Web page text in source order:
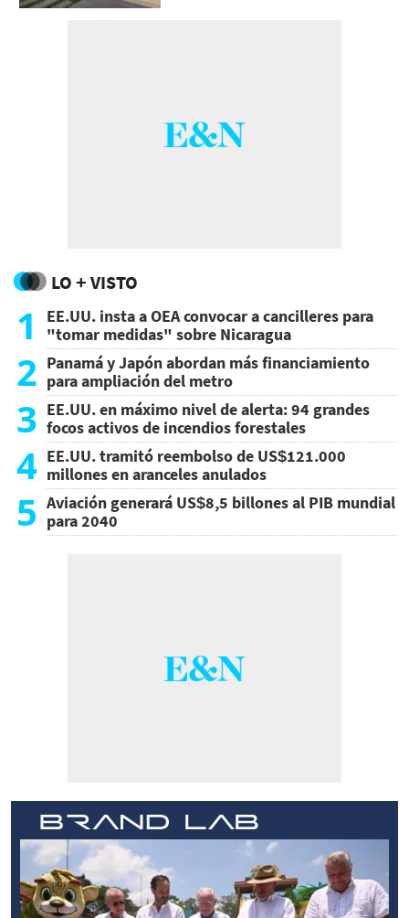
LO + VISTO
1
EE.UU. insta a OEA convocar a cancilleres para
"tomar medidas" sobre Nicaragua
2 Panamá y Japón abordan más financiamiento
para ampliación del metro
3 EE.UU. en máximo nivel de alerta: 94 grandes
focos activos de incendios forestales
4 EE.UU. tramitó reembolso de US$121.000
millones en aranceles anulados
5 Aviación generará US$8,5 billones al PIB mundial
para 2040